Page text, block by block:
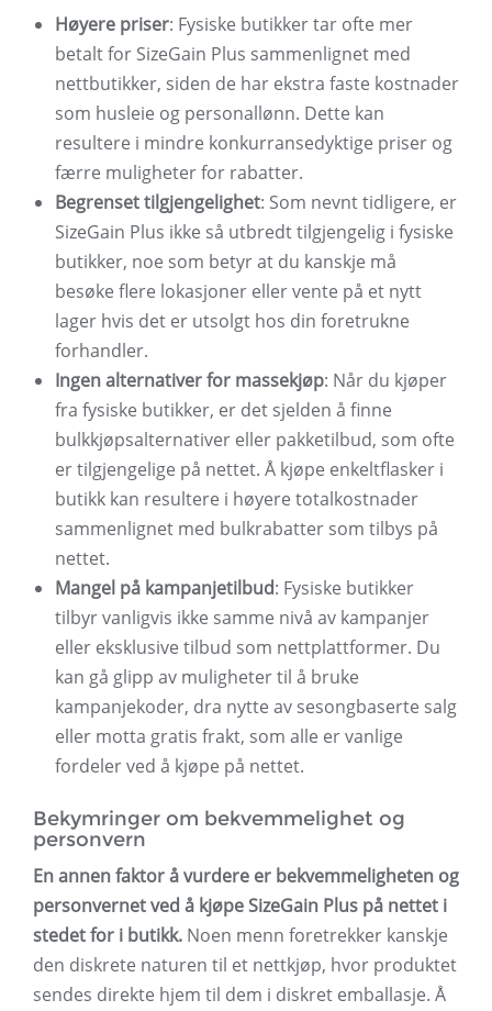
Høyere priser: Fysiske butikker tar ofte mer
betalt for SizeGain Plus sammenlignet med
nettbutikker, siden de har ekstra faste kostnader
som husleie og personallønn. Dette kan
resultere i mindre konkurransedyktige priser og
færre muligheter for rabatter.
Begrenset tilgjengelighet: Som nevnt tidligere, er
SizeGain Plus ikke så utbredt tilgjengelig i fysiske
butikker, noe som betyr at du kanskje må
besøke flere lokasjoner eller vente på et nytt
lager hvis det er utsolgt hos din foretrukne
forhandler.
Ingen alternativer for massekjøp: Når du kjøper
fra fysiske butikker, er det sjelden å finne
bulkkjøpsalternativer eller pakketilbud, som ofte
er tilgjengelige på nettet. Å kjøpe enkeltflasker i
butikk kan resultere i høyere totalkostnader
sammenlignet med bulkrabatter som tilbys på
nettet.
Mangel på kampanjetilbud: Fysiske butikker
tilbyr vanligvis ikke samme nivå av kampanjer
eller eksklusive tilbud som nettplattformer. Du
kan gå glipp av muligheter til å bruke
kampanjekoder, dra nytte av sesongbaserte salg
eller motta gratis frakt, som alle er vanlige
fordeler ved å kjøpe på nettet.
Bekymringer om bekvemmelighet og
personvern
En annen faktor å vurdere er bekvemmeligheten og
personvernet ved å kjøpe SizeGain Plus på nettet i
stedet for i butikk. Noen menn foretrekker kanskje
den diskrete naturen til et nettkjøp, hvor produktet
sendes direkte hjem til dem i diskret emballasje. Å